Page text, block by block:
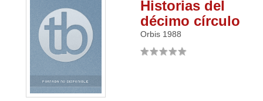
Historias del
décimo círculo
Orbis 1988